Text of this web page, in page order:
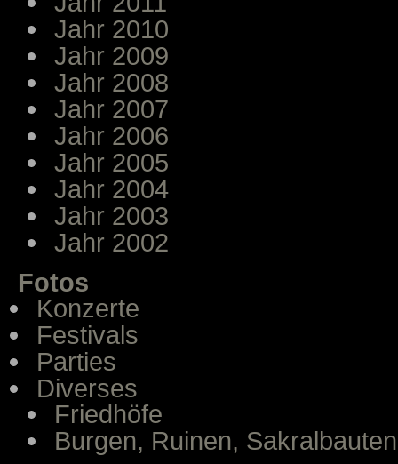
Jahr 2010
Jahr 2009
Jahr 2008
Jahr 2007
Jahr 2006
Jahr 2005
Jahr 2004
Jahr 2003
Jahr 2002
Fotos
Konzerte
Festivals
Parties
Diverses
Friedhöfe
Burgen, Ruinen, Sakralbauten